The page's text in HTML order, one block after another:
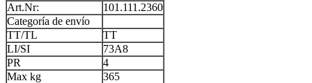
Art.Nr:
101.111.2360
Categoría de envío
TT/TL
TT
LI/SI
73A8
PR
4
Max kg
365